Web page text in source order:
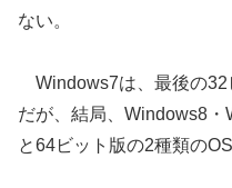
ない。
Windows7は、最後の32
だが、結局、Windows8
と64ビット版の2種類の